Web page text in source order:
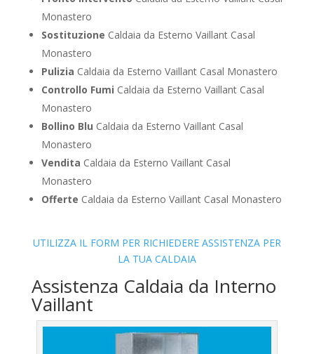
Monastero
Sostituzione Caldaia da Esterno Vaillant Casal
Monastero
Pulizia Caldaia da Esterno Vaillant Casal Monastero
Controllo Fumi Caldaia da Esterno Vaillant Casal
Monastero
Bollino Blu Caldaia da Esterno Vaillant Casal
Monastero
Vendita Caldaia da Esterno Vaillant Casal
Monastero
Offerte Caldaia da Esterno Vaillant Casal Monastero
UTILIZZA IL FORM PER RICHIEDERE ASSISTENZA PER
LA TUA CALDAIA
Assistenza Caldaia da Interno
Vaillant